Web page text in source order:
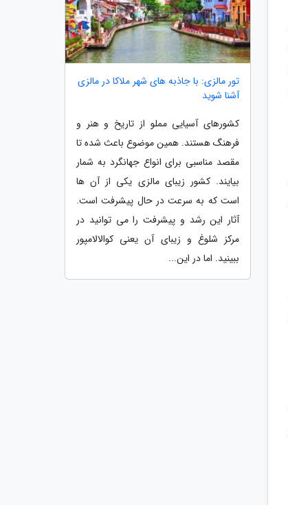
تور مالزی: با جاذبه های شهر ملاکا در مالزی
آشنا شوید
کشورهای آسیایی مملو از تاریخ و هنر و
فرهنگ هستند. همین موضوع باعث شده تا
مقصد مناسبی برای انواع جهانگرد به شمار
بیایند. کشور زیبای مالزی یکی از آن ها
است که به سرعت در حال پیشرفت است.
آثار این رشد و پیشرفت را می توانید در
مرکز شلوغ و زیبای آن یعنی کوالالامپور
ببینید. اما در این...